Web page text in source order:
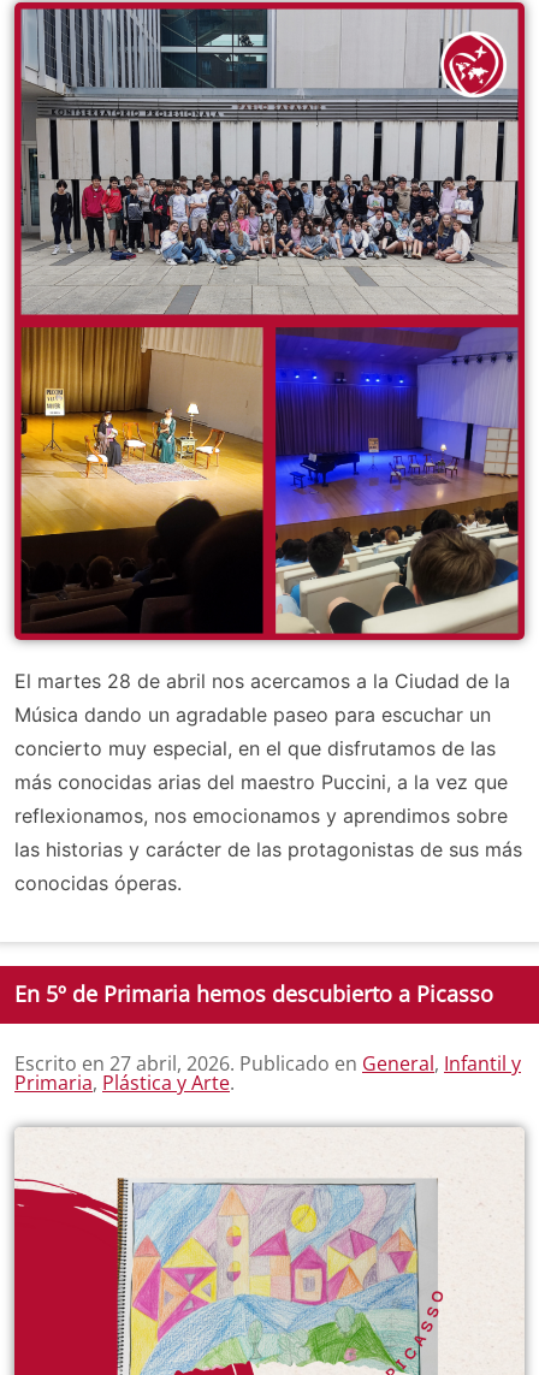
El martes 28 de abril nos acercamos a la Ciudad de la
Música dando un agradable paseo para escuchar un
concierto muy especial, en el que disfrutamos de las
más conocidas arias del maestro Puccini, a la vez que
reflexionamos, nos emocionamos y aprendimos sobre
las historias y carácter de las protagonistas de sus más
conocidas óperas.
En 5º de Primaria hemos descubierto a Picasso
Escrito en 27 abril, 2026. Publicado en General, Infantil y
Primaria, Plástica y Arte.